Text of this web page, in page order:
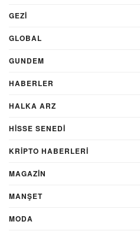
GEZI
GLOBAL
GUNDEM
HABERLER
HALKA ARZ
HİSSE SENEDİ
KRIPTO HABERLERI
MAGAZİN
MANŞET
MODA